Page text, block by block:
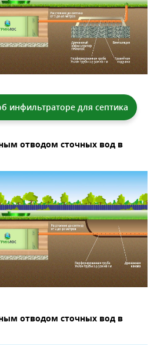
инфильтраторе для септика
отводом сточных вод в
отводом сточных вод в